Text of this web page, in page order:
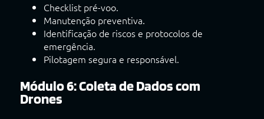
Checklist pré-voo.
Manutenção preventiva.
Identificação de riscos e protocolos de
emergência.
Pilotagem segura e responsável.
Módulo 6: Coleta de Dados com
Drones